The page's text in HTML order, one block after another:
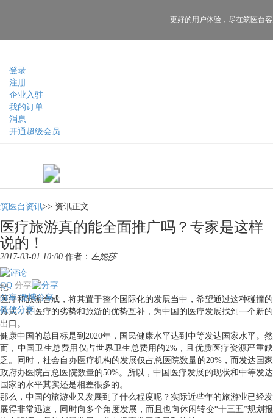
登录
注册
企业入驻
我的订单
消息
开通超级会员
更好的用户体验， 尽在筑医台
筑医台资讯>> 资讯正文
医疗旅游真的能全面推广吗？专家是这样
说的！
2017-03-01 10:00 作者： 左妮莎
分享
QQ
分享 微博分享
微信分享
把
医疗和旅游合成，将其置于整个国际化的发展当中，希望通过这种碰撞的
方式，将医疗的劣势和旅游的优势互补，为中国的医疗发展找到一个新的
出口。
健康中国的总目标是到2020年，国民健康水平达到中等发达国家水平。然
而，中国卫生总费用仅占世界卫生总费用的2%，且优质医疗资源严重缺
乏。同时，社会自办医疗机构的发展仅占总医院数量的20%，而发达国家
政府办医院占总医院数量的50%。所以，中国医疗发展的现状和中等发达
国家的水平其实还是相差很多的。
那么，中国的旅游业又发展到了什么程度呢？实际近些年的旅游业已经发
展得非常迅速，同时向多个角度发展，而且也向休闲转变“十三五”规划报